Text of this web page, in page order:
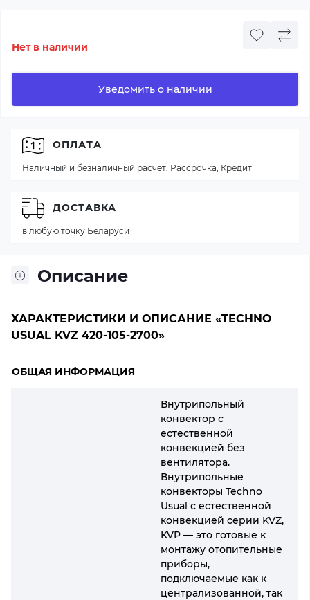
Нет в наличии
Уведомить о наличии
Описание
ХАРАКТЕРИСТИКИ И ОПИСАНИЕ «TECHNO
USUAL KVZ 420-105-2700»
ОБЩАЯ ИНФОРМАЦИЯ
Внутрипольный
конвектор с
естественной
конвекцией без
вентилятора.
Внутрипольные
конвекторы Techno
Usual с естественной
конвекцией серии KVZ,
KVP — это готовые к
монтажу отопительные
приборы,
подключаемые как к
централизованной, так
ОПЛАТА
Наличный и безналичный расчет, Рассрочка, Кредит
ДОСТАВКА
в любую точку Беларуси